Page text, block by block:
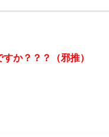
か？？？（邪推）